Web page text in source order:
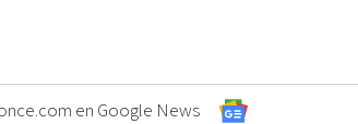
en Google News